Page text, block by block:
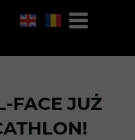
FACE JUŻ